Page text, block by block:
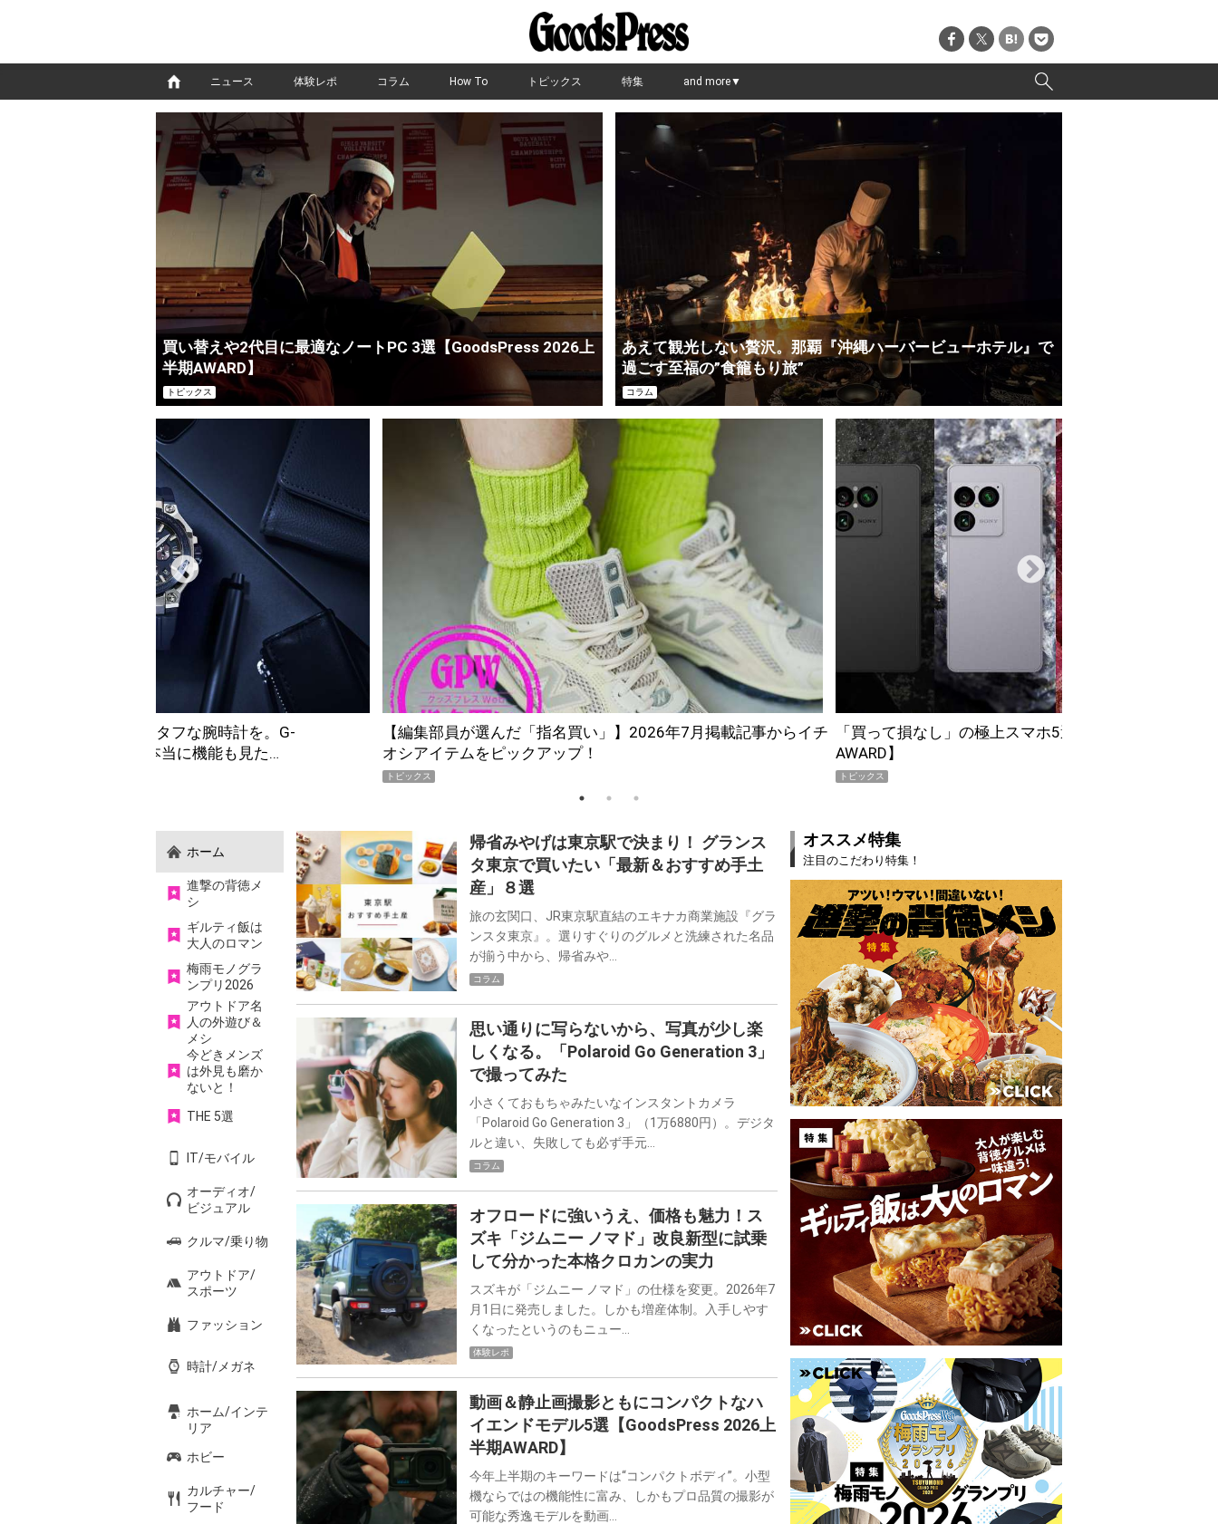
ニュース 体験レポ コラム How To トピックス 特集 and more▼
ホーム
進撃の背徳メ
シ
ギルティ飯は
大人のロマン
梅雨モノグラ
ンプリ2026
アウトドア名
人の外遊び＆
メシ
今どきメンズ
は外見も磨か
ないと！
THE 5選
IT/モバイル
オーディオ/
ビジュアル
クルマ/乗り物
アウトドア/
スポーツ
ファッション
時計/メガネ
ホーム/インテ
リア
ホビー
カルチャー/
フード
買い替えや2代目に最適なノートPC 3選【GoodsPress 2026上
半期AWARD】
トピックス
あえて観光しない贅沢。那覇『沖縄ハーバービューホテル』で
過ごす至福の”食籠もり旅”
コラム
が選んだ「指名買い」】2026年7月掲載記事からイチ
「買って損なし」の極上スマホ5選【GoodsPress 2026上半期
AWARD】
トピックス
薄着になる季節の夏こそ“映える”タフな腕時計を。G-
SHOCK「GRAVITYMASTER」は本当に機能も見た…
PR
帰省みやげは東京駅で決まり！ グランス
タ東京で買いたい「最新＆おすすめ手土
産」８選
旅の玄関口、JR東京駅直結のエキナカ商業施設『グラ
ンスタ東京』。選りすぐりのグルメと洗練された名品
が揃う中から、帰省みや…
コラム
思い通りに写らないから、写真が少し楽
しくなる。「Polaroid Go Generation 3」
で撮ってみた
小さくておもちゃみたいなインスタントカメラ
「Polaroid Go Generation 3」（1万6880円）。デジタ
ルと違い、失敗しても必ず手元…
コラム
オフロードに強いうえ、価格も魅力！ス
ズキ「ジムニー ノマド」改良新型に試乗
して分かった本格クロカンの実力
スズキが「ジムニー ノマド」の仕様を変更。2026年7
月1日に発売しました。しかも増産体制。入手しやす
くなったというのもニュー…
体験レポ
動画＆静止画撮影ともにコンパクトなハ
イエンドモデル5選【GoodsPress 2026上
半期AWARD】
今年上半期のキーワードは“コンパクトボディ”。小型
機ならではの機能性に富み、しかもプロ品質の撮影が
可能な秀逸モデルを動画…
オススメ特集
注目のこだわり特集！